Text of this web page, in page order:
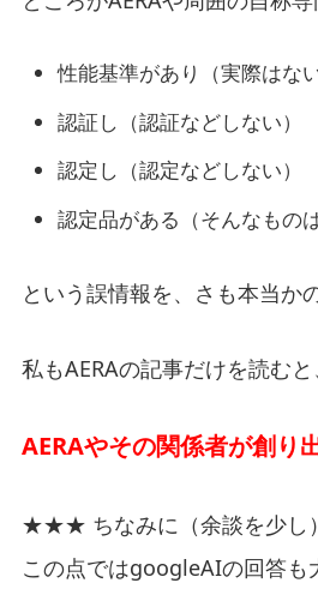
性能基準があり（実際はない
認証し（認証などしない）
認定し（認定などしない）
認定品がある（そんなものは
という誤情報を、さも本当か
私もAERAの記事だけを読む
AERAやその関係者が創り
★★★ ちなみに（余談を少
この点ではgoogleAIの回答も